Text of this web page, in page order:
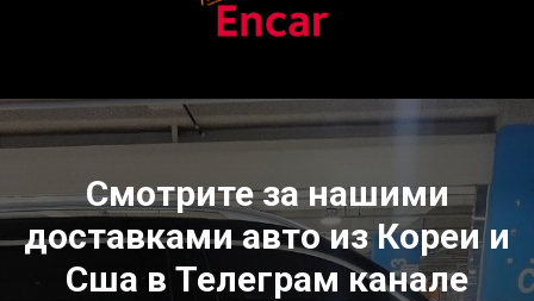
Смотрите за нашими
доставками авто из Кореи и
Сша в Телеграм канале